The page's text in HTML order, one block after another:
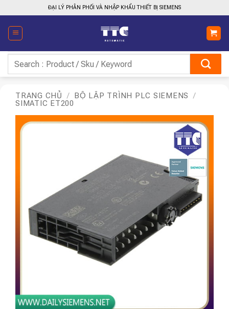
qua
nội
dung
ĐẠI LÝ PHÂN PHỐI VÀ NHẬP KHẨU THIẾT BỊ SIEMENS
kiếm:
TRANG CHỦ / BỘ LẬP TRÌNH PLC SIEMENS
/
SIMATIC ET200